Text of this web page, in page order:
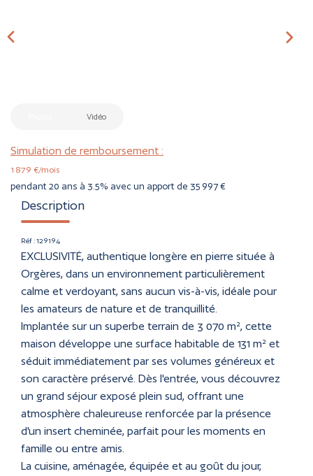
Simulation de remboursement :
1 879 €/mois
pendant 20 ans à 3.5% avec un apport de 35 997 €
Vidéo
Description
Réf : 129194
EXCLUSIVITÉ, authentique longère en pierre située à
Orgères, dans un environnement particulièrement
calme et verdoyant, sans aucun vis-à-vis, idéale pour
les amateurs de nature et de tranquillité.
Implantée sur un superbe terrain de 3 070 m², cette
maison développe une surface habitable de 131 m² et
séduit immédiatement par ses volumes généreux et
son caractère préservé. Dès l'entrée, vous découvrez
un grand séjour exposé plein sud, offrant une
atmosphère chaleureuse renforcée par la présence
d'un insert cheminée, parfait pour les moments en
famille ou entre amis.
La cuisine, aménagée, équipée et au goût du jour,